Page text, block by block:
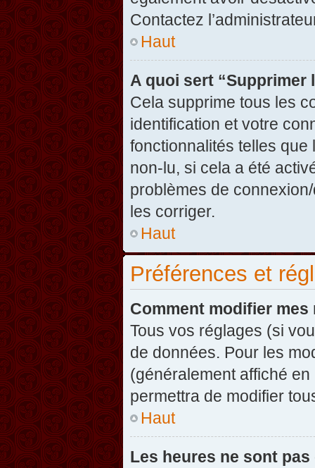
Contactez
Haut
A quoi sert “Supprimer
Cela supprime tous les
identification et votre
fonctionnalités telles que
non-lu, si cela a été
problèmes de
les corriger.
Haut
Préférences et
Comment modifier mes
Tous vos réglages (si
de données. Pour les
(généralement affiché
permettra de modifier
Haut
Les heures ne sont